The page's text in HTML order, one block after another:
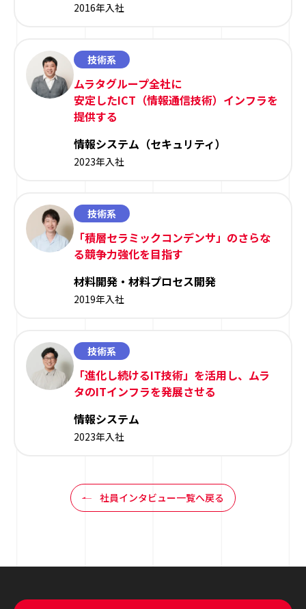
2016年入社
技術系
ムラタグループ全社に
安定したICT（情報通信技術）インフラを
提供する
情報システム（セキュリティ）
2023年入社
技術系
「積層セラミックコンデンサ」のさらな
る競争力強化を目指す
材料開発・材料プロセス開発
2019年入社
技術系
「進化し続けるIT技術」を活用し、ムラ
タのITインフラを発展させる
情報システム
2023年入社
社員インタビュー一覧へ戻る